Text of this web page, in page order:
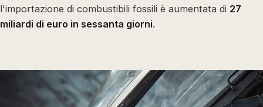
l'importazione di combustibili fossili è aumentata di 27
miliardi di euro in sessanta giorni.